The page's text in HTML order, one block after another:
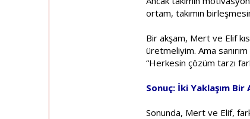
ortam, takımın
Bir akşam, Mert ve Elif
üretmeliyim. Ama
“Herkesin çözüm tarzı
Sonuç: İki Yaklaşım
Sonunda, Mert ve Elif,